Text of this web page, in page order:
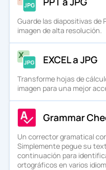
Guarde las diapositivas de
imagen de alta resolución.
EXCEL a JPG
Transforme hojas de
imagen para una mejor
Grammar
Un corrector gramatical
Simplemente pegue su
continuación para
ortográficos en varios